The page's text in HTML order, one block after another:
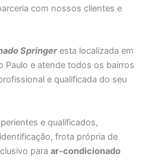
com nossos clientes e
Springeresta localizada em
Paulo e atende todos os bairros
e qualificada do seu
e qualificados,
frota própria de
paraar-condicionado